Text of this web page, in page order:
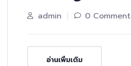
admin 0 Comment
อ่านเพิ่มเติม